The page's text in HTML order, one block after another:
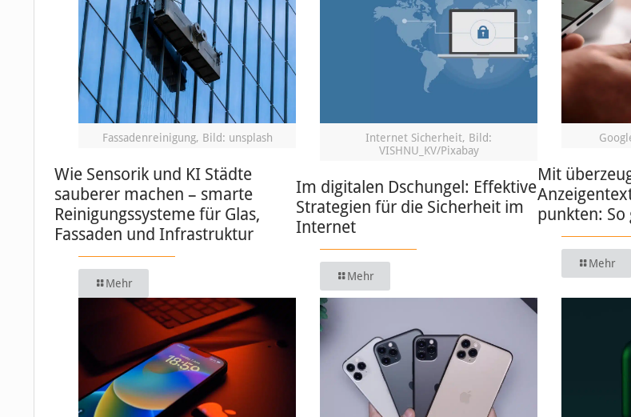
Fassadenreinigung, Bild: unsplash
Wie Sensorik und KI Städte
sauberer machen – smarte
Reinigungssysteme für Glas,
Fassaden und Infrastruktur
Mehr
Internet Sicherheit, Bild:
VISHNU_KV/Pixabay
Im digitalen Dschungel: Effektive
Strategien für die Sicherheit im
Internet
Mehr
Mit
punkten: So
Mehr